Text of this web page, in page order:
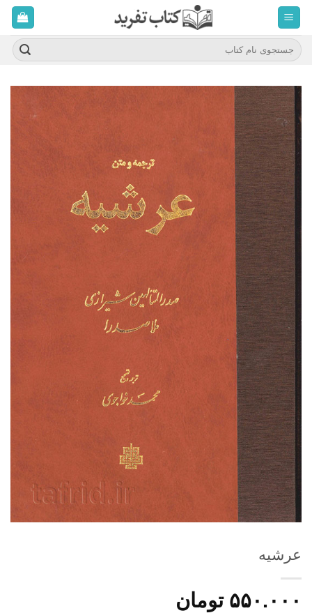
محتوا
برویدجستجو
برای:
عرشیه
۵۵۰.۰۰۰ تومان